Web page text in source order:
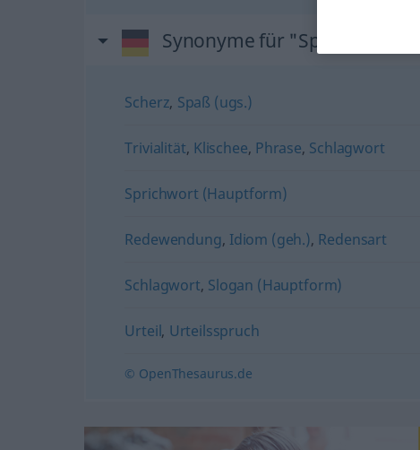
Synonyme für "Spruch"
Scherz, Spaß (ugs.)
Trivialität, Klischee, Phrase, Schlagwort
Sprichwort (Hauptform)
Redewendung, Idiom (geh.), Redensart
Schlagwort, Slogan (Hauptform)
Urteil, Urteilsspruch
© OpenThesaurus.de